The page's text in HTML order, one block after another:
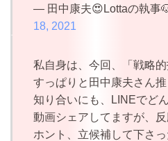
— 田中康夫😍Lottaの執事
18, 2021
私自身は、今回、「戦略的
すっぱりと田中康夫さん推
知り合いにも、LINEでど
動画シェアしてますが、反
ホント、立候補して下さ